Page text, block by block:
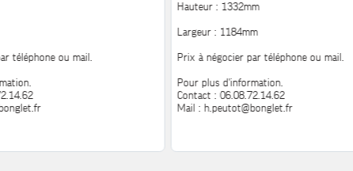
téléphone ou mail.
Hauteur : 1332mm
Largeur : 1184mm
Prix à négocier par téléphone ou mail.
Pour plus d'information.
Contact : 06.08.72.14.62
Mail : h.peutot@bonglet.fr